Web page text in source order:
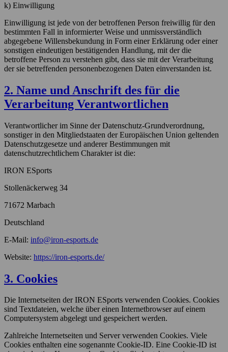
k) Einwilligung
Einwilligung ist jede von der betroffenen Person freiwillig für den
bestimmten Fall in informierter Weise und unmissverständlich
abgegebene Willensbekundung in Form einer Erklärung oder einer
sonstigen eindeutigen bestätigenden Handlung, mit der die
betroffene Person zu verstehen gibt, dass sie mit der Verarbeitung
der sie betreffenden personenbezogenen Daten einverstanden ist.
2. Name und Anschrift des für die
Verarbeitung Verantwortlichen
Verantwortlicher im Sinne der Datenschutz-Grundverordnung,
sonstiger in den Mitgliedstaaten der Europäischen Union geltenden
Datenschutzgesetze und anderer Bestimmungen mit
datenschutzrechtlichem Charakter ist die:
IRON ESports
Stollenäckerweg 34
71672 Marbach
Deutschland
E-Mail: info@iron-esports.de
Website: https://iron-esports.de/
3. Cookies
Die Internetseiten der IRON ESports verwenden Cookies. Cookies
sind Textdateien, welche über einen Internetbrowser auf einem
Computersystem abgelegt und gespeichert werden.
Zahlreiche Internetseiten und Server verwenden Cookies. Viele
Cookies enthalten eine sogenannte Cookie-ID. Eine Cookie-ID ist